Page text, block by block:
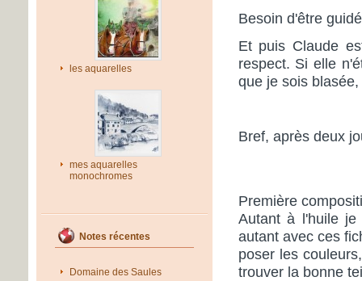
les aquarelles
mes aquarelles
monochromes
Notes récentes
Domaine des Saules
Besoin d'être
Et puis Claude
respect. Si elle
que je sois
Bref, après deux
Première
Autant à l'huile
autant avec ces
poser les
trouver la bonne